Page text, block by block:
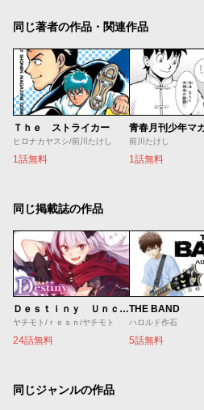
同じ著者の作品・関連作品
Ｔｈｅ ストライカー
ヒロナカヤスシ/前川たけし
1話無料
前川たけし
1話無料
同じ掲載誌の作品
Ｄｅｓｔｉｎｙ Ｕｎｃｈａｉｎ Ｏｎｌｉｎｅ 吸血鬼少女となって、やがて『赤の魔王』と呼ばれるようになりました
ヤチモト/ｒｅｓｎ/ヤチモト
24話無料
THE BAND
ハロルド作石
5話無料
同じジャンルの作品